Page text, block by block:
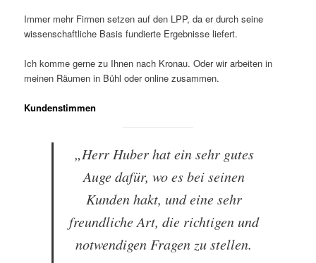
Immer mehr Firmen setzen auf den LPP, da er durch seine
wissenschaftliche Basis fundierte Ergebnisse liefert.
Ich komme gerne zu Ihnen nach Kronau. Oder wir arbeiten in
meinen Räumen in Bühl oder online zusammen.
Kundenstimmen
„Herr Huber hat ein sehr gutes
Auge dafür, wo es bei seinen
Kunden hakt, und eine sehr
freundliche Art, die richtigen und
notwendigen Fragen zu stellen.